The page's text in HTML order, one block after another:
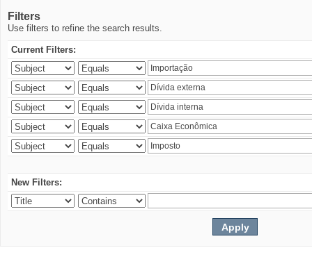
Filters
Use filters to refine the search results.
Current Filters:
New Filters: